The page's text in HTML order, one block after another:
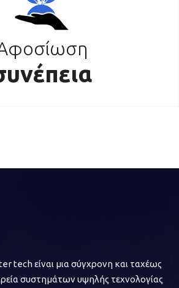
tech είναι μια σύγχρονη και ταχέως
συστημάτων υψηλής τεχνολογίας